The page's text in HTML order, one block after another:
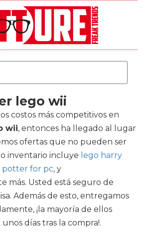
lego wii
costos más competitivos en
wii, entonces ha llegado al lugar
ofertas que no pueden ser
inventario incluye lego harry
potter for pc, y
más. Usted está seguro de
Además de esto, entregamos
¡la mayoría de ellos
días tras la compra!.